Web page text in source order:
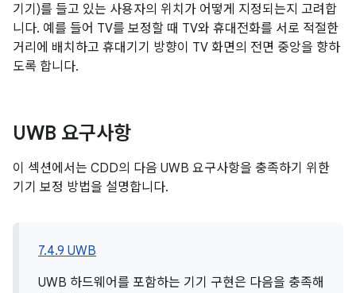
기기)를 들고 있는 사용자의 위치가 어떻게 지정되는지 고려합
니다. 예를 들어 TV를 보정할 때 TV와 휴대전화를 서로 적절한
거리에 배치하고 휴대기기 방향이 TV 화면의 전면 중앙을 향하
도록 합니다.
UWB 요구사항
이 섹션에서는 CDD의 다음 UWB 요구사항을 충족하기 위한
기기 보정 방법을 설명합니다.
7.4.9 UWB
UWB 하드웨어를 포함하는 기기 구현은 다음을 충족해